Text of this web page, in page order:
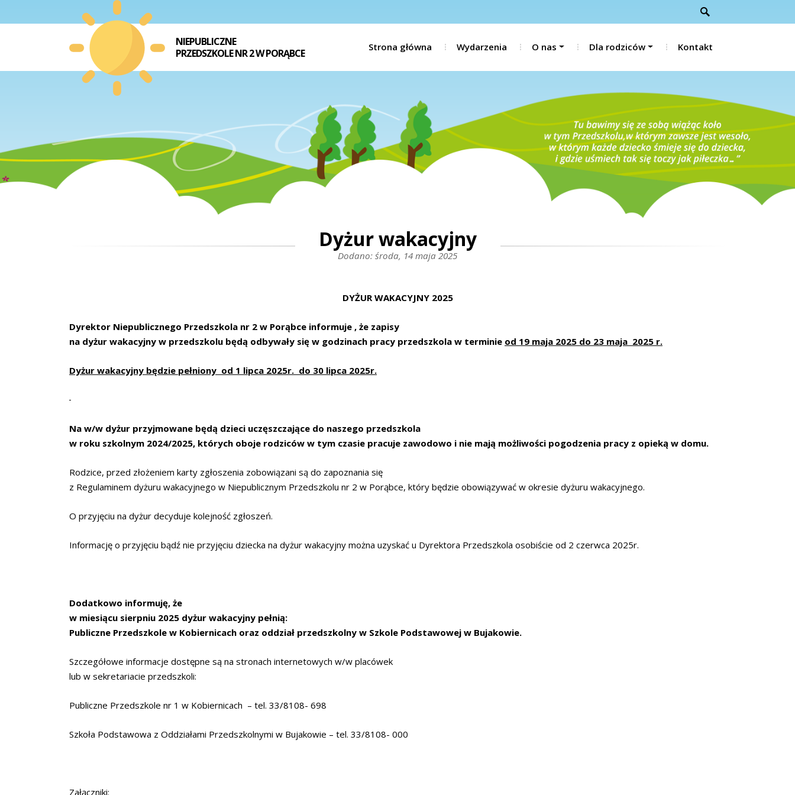
NIEPUBLICZNE
PRZEDSZKOLE NR 2 W PORĄBCE
Strona główna Wydarzenia O nas Dla rodziców Kontakt
Dyżur wakacyjny
Dodano: środa, 14 maja 2025
DYŻUR WAKACYJNY 2025
Dyrektor Niepublicznego Przedszkola nr 2 w Porąbce informuje , że zapisy
na dyżur wakacyjny w przedszkolu będą odbywały się w godzinach pracy przedszkola w terminie od 19 maja 2025 do 23 maja 2025 r.
Dyżur wakacyjny będzie pełniony od 1 lipca 2025r. do 30 lipca 2025r.
Na w/w dyżur przyjmowane będą dzieci uczęszczające do naszego przedszkola
w roku szkolnym 2024/2025, których oboje rodziców w tym czasie pracuje zawodowo i nie mają możliwości pogodzenia pracy z opieką w domu.
Rodzice, przed złożeniem karty zgłoszenia zobowiązani są do zapoznania się
z Regulaminem dyżuru wakacyjnego w Niepublicznym Przedszkolu nr 2 w Porąbce, który będzie obowiązywać w okresie dyżuru wakacyjnego.
O przyjęciu na dyżur decyduje kolejność zgłoszeń.
Informację o przyjęciu bądź nie przyjęciu dziecka na dyżur wakacyjny można uzyskać u Dyrektora Przedszkola osobiście od 2 czerwca 2025r.
Dodatkowo informuję, że
w miesiącu sierpniu 2025 dyżur wakacyjny pełnią:
Publiczne Przedszkole w Kobiernicach oraz oddział przedszkolny w Szkole Podstawowej w Bujakowie.
Szczegółowe informacje dostępne są na stronach internetowych w/w placówek
lub w sekretariacie przedszkoli:
Publiczne Przedszkole nr 1 w Kobiernicach – tel. 33/8108- 698
Szkoła Podstawowa z Oddziałami Przedszkolnymi w Bujakowie – tel. 33/8108- 000
Załączniki: